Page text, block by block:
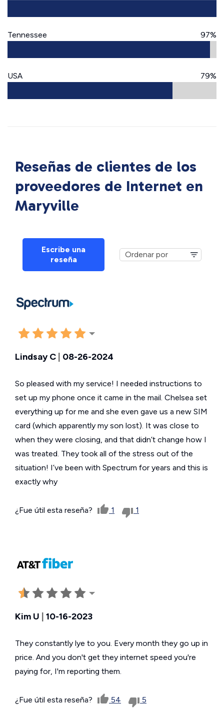
Tennessee 97%
USA 79%
Reseñas de clientes de los
proveedores de Internet en
Maryville
Escribe una
reseña
Lindsay C 08-26-2024
So pleased with my service! I needed instructions to
set up my phone once it came in the mail. Chelsea set
everything up for me and she even gave us a new SIM
card (which apparently my son lost). It was close to
when they were closing, and that didn’t change how I
was treated. They took all of the stress out of the
situation! I’ve been with Spectrum for years and this is
exactly why
¿Fue útil esta reseña? 1 1
Kim U | 10-16-2023
They constantly lye to you. Every month they go up in
price. And you don't get they internet speed you're
paying for, I'm reporting them.
¿Fue útil esta reseña? 54 5